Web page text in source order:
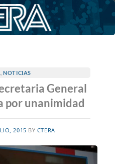
,NOTICIAS
General
por unanimidad
2015 BY CTERA